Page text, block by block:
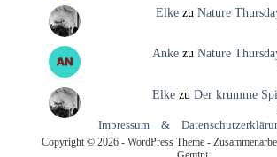
Elkezu Nature
Ankezu Nature
Elkezu Der krumme
Impressum &
Copyright © 2026 - WordPress Theme -